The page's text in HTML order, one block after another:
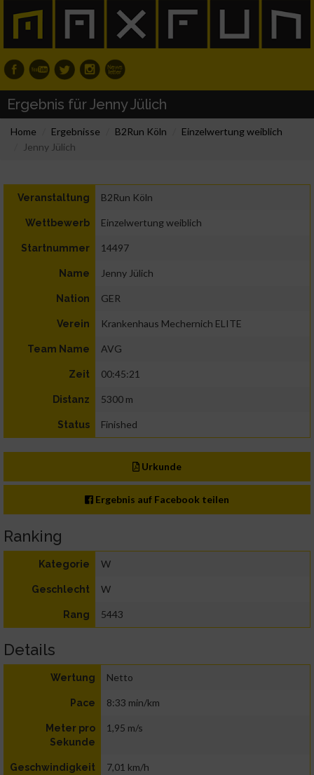
Ergebnis für Jenny Jülich
Home Ergebnisse B2Run Köln
Einzelwertung weiblich
Jenny Jülich
Veranstaltung B2Run Köln
Wettbewerb Einzelwertung weiblich
Startnummer 14497
Name Jenny Jülich
Nation GER
Verein Krankenhaus Mechernich ELITE
Team Name AVG
Zeit 00:45:21
Distanz 5300 m
Status Finished
Urkunde
Ergebnis auf Facebook teilen
Ranking
Kategorie W
Geschlecht W
Rang 5443
Details
Wertung Netto
Pace 8:33 min/km
Meter pro
Sekunde
1,95 m/s
Geschwindigkeit 7,01 km/h